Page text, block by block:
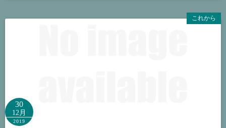
これから
30
12月
2019